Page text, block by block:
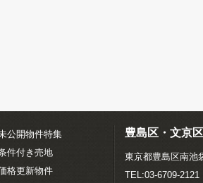
公開物件特集
件付き売地
格更新物件
豊島区・文京
東京都豊島区南池
TEL:03-6709-2121